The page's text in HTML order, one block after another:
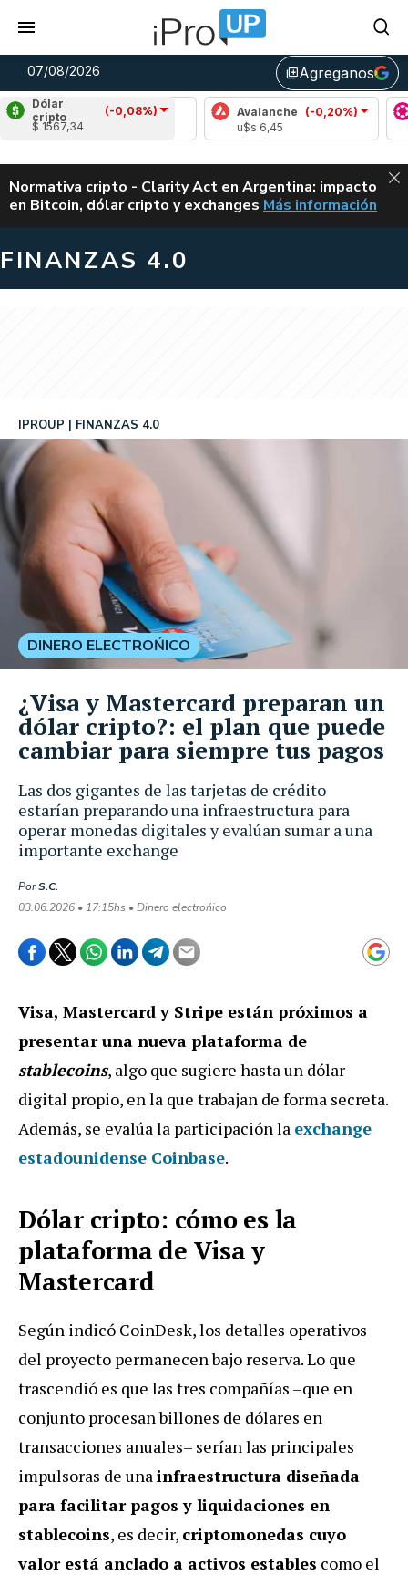
07/08/2026 library_addAgreganos
Dólar
cripto
(-0,08%)
$ 1567,34
Cardano
(-0,21%)
u$s 0,20
Avalanche (-0,20%)
u$s 6,45
ALERTA
Normativa cripto - Clarity Act en Argentina: impacto
en Bitcoin, dólar cripto y exchanges CLARITY ACT EN
Más información
FINANZAS 4.0
Las dos gigantes de las tarjetas de crédito
estarían preparando una infraestructura para
operar monedas digitales y evalúan sumar a una
importante exchange
IPROUP FINANZAS 4.0
PorS.C.
03.06.2026 • 17:15hs • Dinero electrońico
DINERO ELECTROŃICO
¿Visa y Mastercard preparan un
dólar cripto?: el plan que puede
cambiar para siempre tus pagos
Visa, Mastercard y Stripe están próximos a
presentar una nueva plataforma de
stablecoins, algo que sugiere hasta un dólar
digital propio, en la que trabajan de forma secreta.
Además, se evalúa la participación la exchange
estadounidense Coinbase.
Dólar cripto: cómo es la
plataforma de Visa y
Mastercard
Según indicó CoinDesk, los detalles operativos
del proyecto permanecen bajo reserva. Lo que
trascendió es que las tres compañías –que en
conjunto procesan billones de dólares en
transacciones anuales– serían las principales
impulsoras de unainfraestructura diseñada
para facilitar pagos y liquidaciones en
stablecoins, es decir, criptomonedas cuyo
valor está anclado a activos estables como el